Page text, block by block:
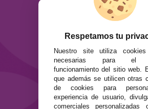
ATENCIÓN AL
Envíos y
Formas de pago
SEGURIDAD Y
Términos y condiciones
Política de privacidad
Respetamos tu
Nuestro site utiliza cookies
necesarias para el
funcionamiento del sitio web.
que además se utilicen otras
de cookies para
experiencia de usuario,
comerciales personalizadas